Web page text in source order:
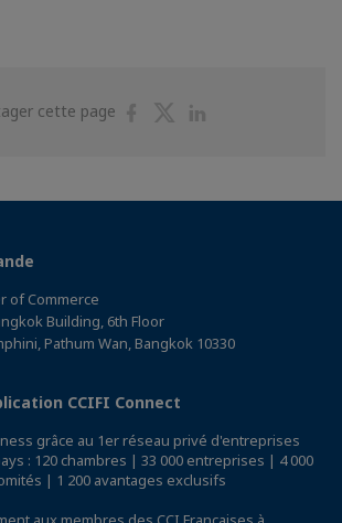
cette page
PartagerPartager
of Commerce
Building, 6th Floor
Pathum Wan, Bangkok 10330
CCIFI Connect
grâce au 1er réseau privé d'entreprises
: 120 chambres | 33 000 entreprises | 4 000
| 1 200 avantages exclusifs